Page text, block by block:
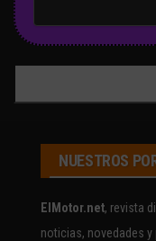
NUESTROS
ElMotor.net, revista
noticias, novedades